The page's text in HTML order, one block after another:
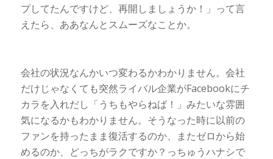
プしてたんですけど、再開しましょうか！」って言
えたら、ああなんとスムーズなことか。
会社の状況なんかいつ変わるかわかりません。会社
だけじゃなくても突然ライバル企業がFacebookにチ
カラを入れだし「うちもやらねば！」みたいな雰囲
気になるかもわかりません。そうなった時に以前の
ファンを持ったまま復活するのか、またゼロから始
めるのか、どっちがラクですか？っちゅうハナシで